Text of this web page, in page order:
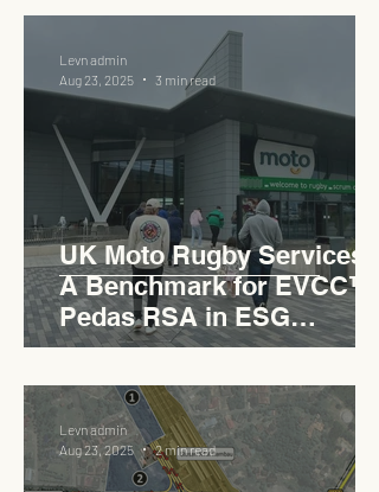
UK Moto Rugby Services :
A Benchmark for EVCC™
Pedas RSA in ESG
Roadside Development
Levn admin
Aug 23, 2025
3 min read
Levn admin
Aug 23, 2025
2 min read